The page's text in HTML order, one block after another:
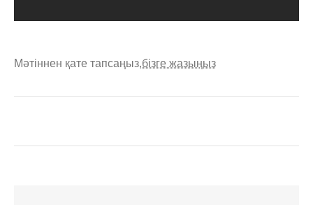
Мәтіннен қате тапсаңыз,бізге жазыңыз